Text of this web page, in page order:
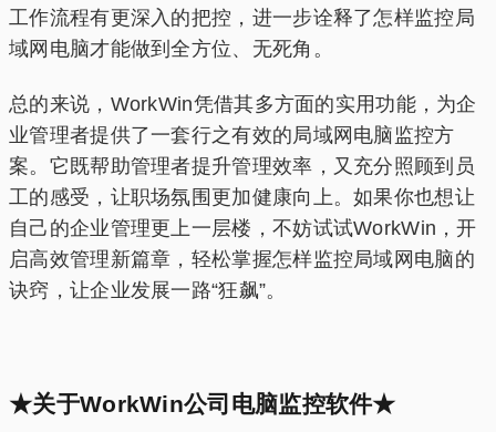
工作流程有更深入的把控，进一步诠释了怎样监控局
域网电脑才能做到全方位、无死角。
总的来说，WorkWin凭借其多方面的实用功能，为企
业管理者提供了一套行之有效的局域网电脑监控方
案。它既帮助管理者提升管理效率，又充分照顾到员
工的感受，让职场氛围更加健康向上。如果你也想让
自己的企业管理更上一层楼，不妨试试WorkWin，开
启高效管理新篇章，轻松掌握怎样监控局域网电脑的
诀窍，让企业发展一路“狂飙”。
★关于WorkWin公司电脑监控软件★